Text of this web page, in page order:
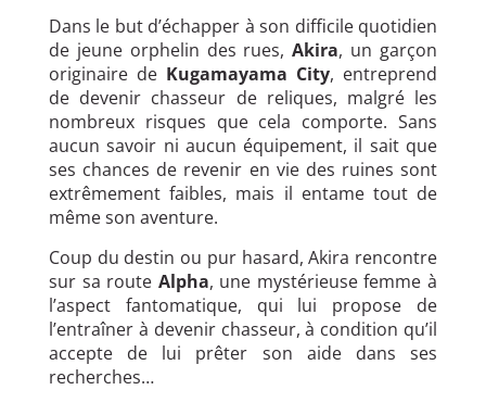
Dans le but d’échapper à son difficile quotidien
de jeune orphelin des rues,Akira, un garçon
originaire de Kugamayama City, entreprend
de devenir chasseur de reliques, malgré les
nombreux risques que cela comporte. Sans
aucun savoir ni aucun équipement, il sait que
ses chances de revenir en vie des ruines sont
extrêmement faibles, mais il entame tout de
même son aventure.
Coup du destin ou pur hasard, Akira rencontre
sur sa route Alpha, une mystérieuse femme à
l’aspect fantomatique, qui lui propose de
l’entraîner à devenir chasseur, à condition qu’il
accepte de lui prêter son aide dans ses
recherches…